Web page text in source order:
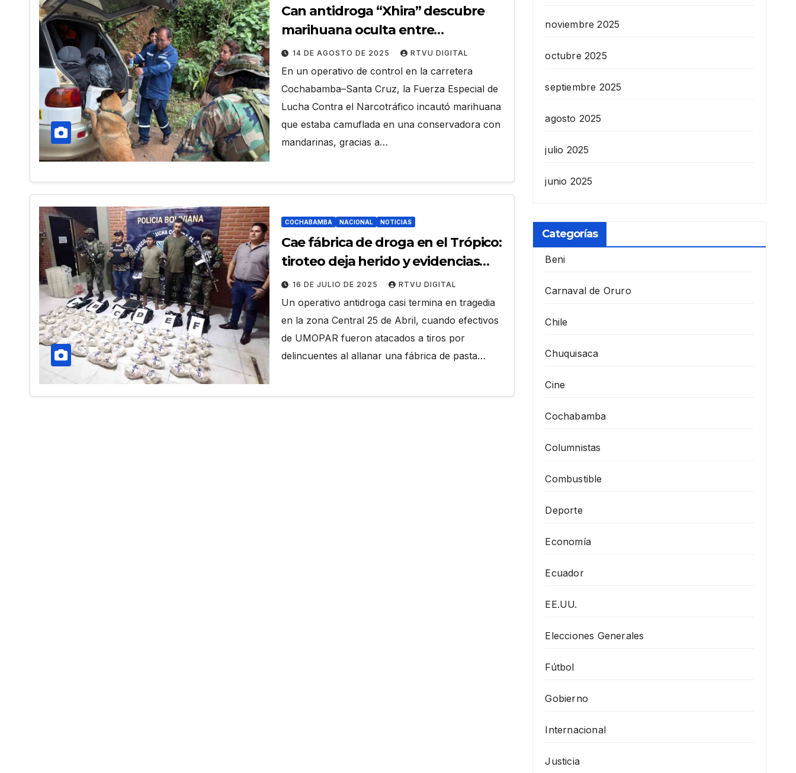
Can antidroga “Xhira” descubre
marihuana oculta entre
mandarinas
14 DE AGOSTO DE 2025 RTVU DIGITAL
En un operativo de control en la carretera
Cochabamba–Santa Cruz, la Fuerza Especial de
Lucha Contra el Narcotráfico incautó marihuana
que estaba camuflada en una conservadora con
mandarinas, gracias a…
COCHABAMBA NACIONAL NOTICIAS
Cae fábrica de droga en el Trópico:
tiroteo deja herido y evidencias
clave
16 DE JULIO DE 2025 RTVU DIGITAL
Un operativo antidroga casi termina en tragedia
en la zona Central 25 de Abril, cuando efectivos
de UMOPAR fueron atacados a tiros por
delincuentes al allanar una fábrica de pasta…
noviembre 2025
octubre 2025
septiembre 2025
agosto 2025
julio 2025
junio 2025
Categorías
Beni
Carnaval de Oruro
Chile
Chuquisaca
Cine
Cochabamba
Columnistas
Combustible
Deporte
Economía
Ecuador
EE.UU.
Elecciones Generales
Fútbol
Gobierno
Internacional
Justicia